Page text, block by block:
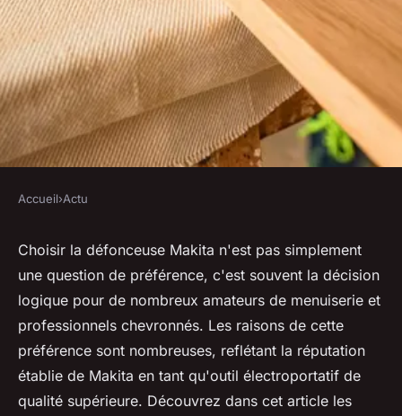
Les raisons évidentes de
choisir la défonceuse Makita.
antoine•25 janvier 2024•2 min de lecture
Accueil›Actu
Choisir la défonceuse Makita n'est pas simplement
une question de préférence, c'est souvent la décision
logique pour de nombreux amateurs de menuiserie et
professionnels chevronnés. Les raisons de cette
préférence sont nombreuses, reflétant la réputation
établie de Makita en tant qu'outil électroportatif de
qualité supérieure. Découvrez dans cet article les